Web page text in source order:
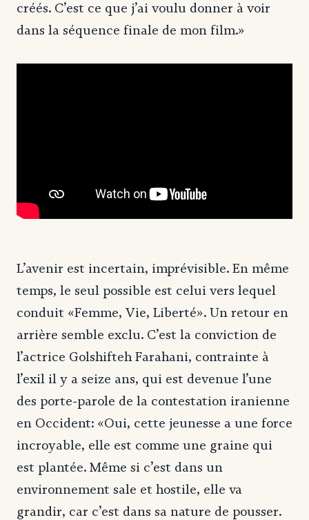
créés. C’est ce que j’ai voulu donner à voir
dans la séquence finale de mon film.»
L’avenir est incertain, imprévisible. En même
temps, le seul possible est celui vers lequel
conduit «Femme, Vie, Liberté». Un retour en
arrière semble exclu. C’est la conviction de
l’actrice Golshifteh Farahani, contrainte à
l’exil il y a seize ans, qui est devenue l’une
des porte-parole de la contestation iranienne
en Occident: «Oui, cette jeunesse a une force
incroyable, elle est comme une graine qui
est plantée. Même si c’est dans un
environnement sale et hostile, elle va
grandir, car c’est dans sa nature de pousser.